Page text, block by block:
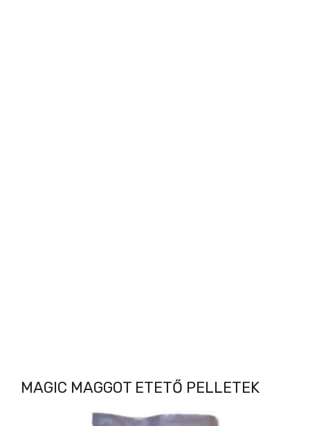
MAGIC MAGGOT ETETŐ PELLETEK